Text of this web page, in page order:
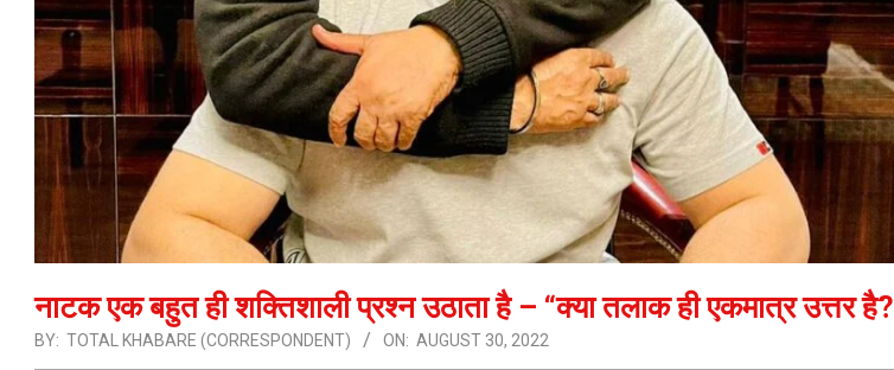
नाटक एक बहुत ही शक्तिशाली प्रश्न उठाता है – “क्या तलाक ही एकमात्र उत्तर है?
BY: TOTAL KHABARE (CORRESPONDENT) ON: AUGUST 30, 2022